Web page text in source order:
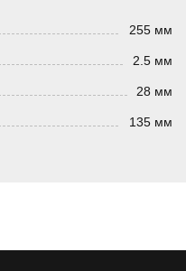
255 мм
2.5 мм
28 мм
135 мм